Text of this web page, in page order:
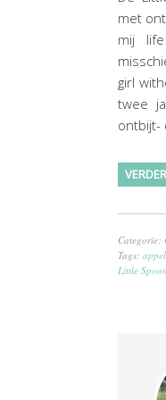
met
mij
girl
twee
ontbijt-
Categorie:
Tags: appel
Little